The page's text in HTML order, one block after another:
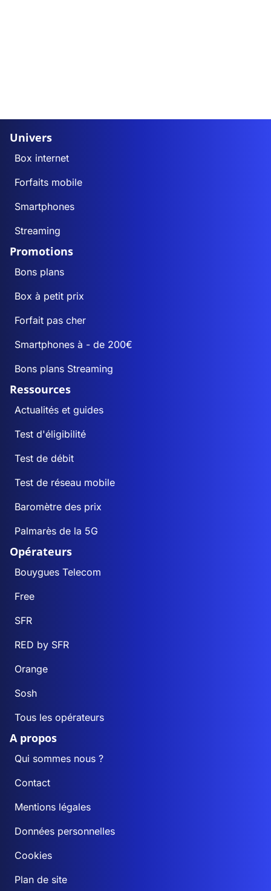
Univers
Box internet
Forfaits mobile
Smartphones
Streaming
Promotions
Bons plans
Box à petit prix
Forfait pas cher
Smartphones à - de 200€
Bons plans Streaming
Ressources
Actualités et guides
Test d'éligibilité
Test de débit
Test de réseau mobile
Baromètre des prix
Palmarès de la 5G
Opérateurs
Bouygues Telecom
Free
SFR
RED by SFR
Orange
Sosh
Tous les opérateurs
A propos
Qui sommes nous ?
Contact
Mentions légales
Données personnelles
Cookies
Plan de site